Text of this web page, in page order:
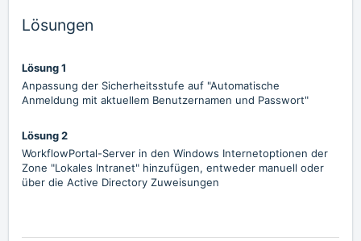
Lösungen
Lösung 1
Anpassung der Sicherheitsstufe auf "Automatische
Anmeldung mit aktuellem Benutzernamen und Passwort"
Lösung 2
WorkflowPortal-Server in den Windows Internetoptionen der
Zone "Lokales Intranet" hinzufügen, entweder manuell oder
über die Active Directory Zuweisungen